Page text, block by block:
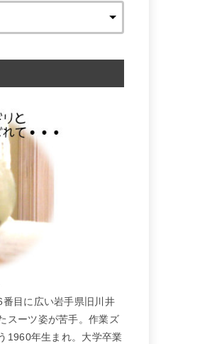
目に広い岩手県旧川井
スーツ姿が苦手。作業ズ
1960年生まれ。大学卒業